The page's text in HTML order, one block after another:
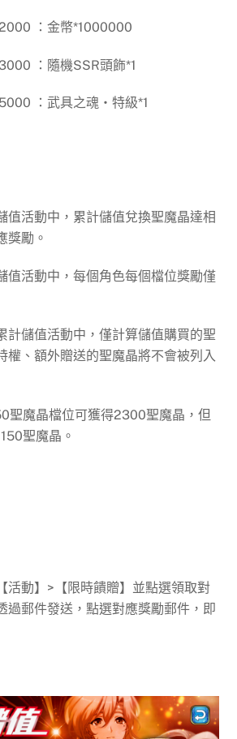
：金幣*1000000
：隨機SSR頭飾*1
：武具之魂‧特級*1
值活動中，累計儲值兌換聖魔晶達相
獎勵。
值活動中，每個角色每個檔位獎勵僅
計儲值活動中，僅計算儲值購買的聖
權、額外贈送的聖魔晶將不會被列入
聖魔晶檔位可獲得2300聖魔晶，但
聖魔晶。
活動】>【限時饋贈】並點選領取對
過郵件發送，點選對應獎勵郵件，即